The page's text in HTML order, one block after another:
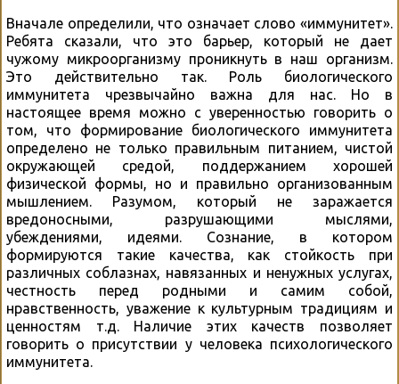
Вначале определили, что означает слово «иммунитет».
Ребята сказали, что это барьер, который не дает
чужому микроорганизму проникнуть в наш организм.
Это действительно так. Роль биологического
иммунитета чрезвычайно важна для нас. Но в
настоящее время можно с уверенностью говорить о
том, что формирование биологического иммунитета
определено не только правильным питанием, чистой
окружающей средой, поддержанием хорошей
физической формы, но и правильно организованным
мышлением. Разумом, который не заражается
вредоносными, разрушающими мыслями,
убеждениями, идеями. Сознание, в котором
формируются такие качества, как стойкость при
различных соблазнах, навязанных и ненужных услугах,
честность перед родными и самим собой,
нравственность, уважение к культурным традициям и
ценностям т.д. Наличие этих качеств позволяет
говорить о присутствии у человека психологического
иммунитета.